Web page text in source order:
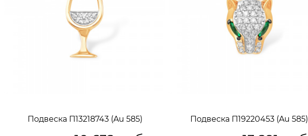
Подвеска П13218743 (Au 585) Подвеска П19220453 (Au 585)